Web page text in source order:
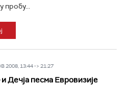
пробу...
2008, 13:44 -> 21:27
песма Евровизије